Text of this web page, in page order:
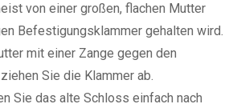
von einer großen, flachen Mutter
Befestigungsklammer gehalten wird.
mit einer Zange gegen den
Sie die Klammer ab.
Sie das alte Schloss einfach nach